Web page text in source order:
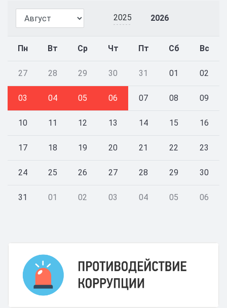
2025 2026
Пн Вт Ср Чт Пт Сб Вс
27 28 29 30 31 01 02
03 04 05 06 07 08 09
10 11 12 13 14 15 16
17 18 19 20 21 22 23
24 25 26 27 28 29 30
31 01 02 03 04 05 06